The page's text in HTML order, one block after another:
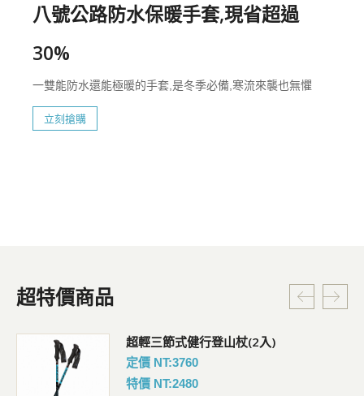
八號公路防水保暖手套,現省超過
30%
一雙能防水還能極暖的手套,是冬季必備,寒流來襲也無懼
立刻搶購
超特價商品
超輕三節式健行登山杖(2入)
定價 NT:3760
特價 NT:2480